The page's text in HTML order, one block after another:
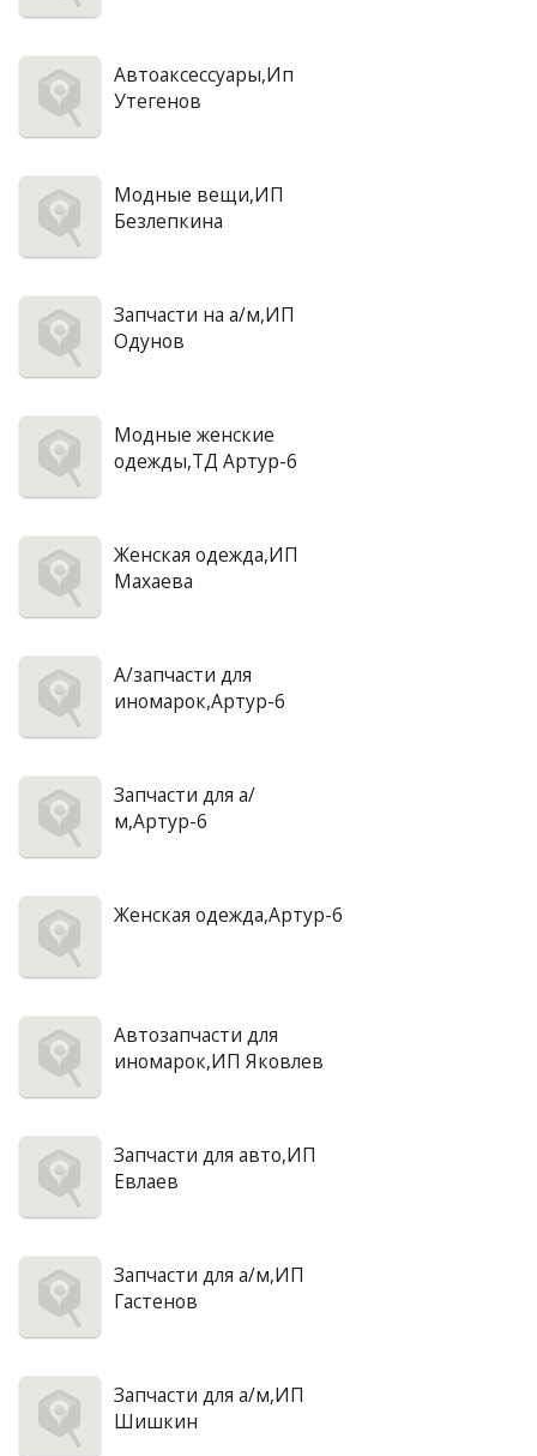
Автоаксессуары,Ип
Утегенов
Модные вещи,ИП
Безлепкина
Запчасти на а/м,ИП
Одунов
Модные женские
одежды,ТД Артур-6
Женская одежда,ИП
Махаева
А/запчасти для
иномарок,Артур-6
Запчасти для а/
м,Артур-6
Женская одежда,Артур-6
Автозапчасти для
иномарок,ИП Яковлев
Запчасти для авто,ИП
Евлаев
Запчасти для а/м,ИП
Гастенов
Запчасти для а/м,ИП
Шишкин